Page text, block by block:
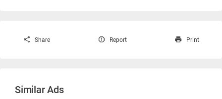
Share Report Print
Similar Ads